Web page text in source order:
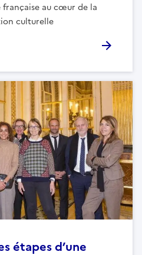
française au cœur de la
culturelle
étapes d’une